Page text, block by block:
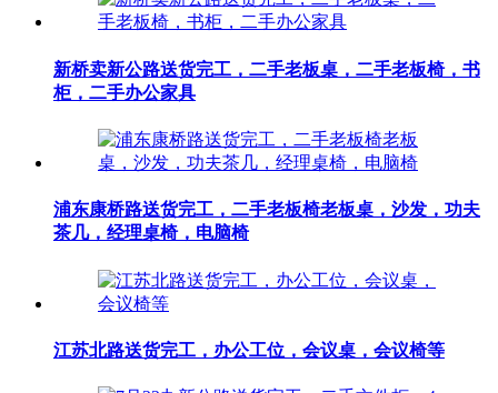
新桥卖新公路送货完工，二手老板桌，二手老板椅，书
柜，二手办公家具
浦东康桥路送货完工，二手老板椅老板桌，沙发，功夫
茶几，经理桌椅，电脑椅
江苏北路送货完工，办公工位，会议桌，会议椅等